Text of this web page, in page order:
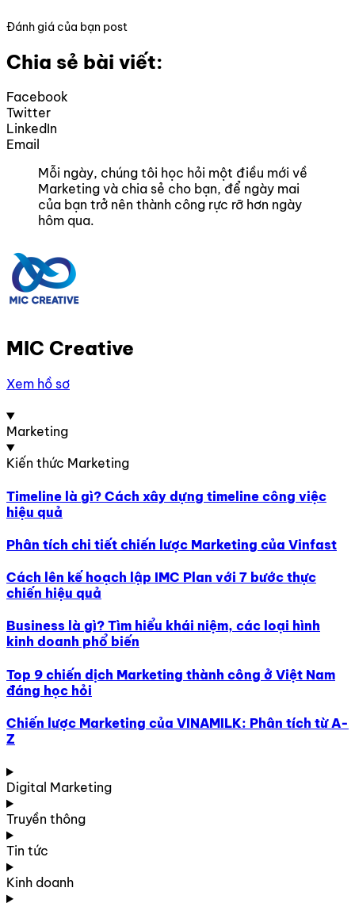
Đánh giá của bạn post
Chia sẻ bài viết:
Facebook
Twitter
LinkedIn
Email
Mỗi ngày, chúng tôi học hỏi một điều mới về
Marketing và chia sẻ cho bạn, để ngày mai
của bạn trở nên thành công rực rỡ hơn ngày
hôm qua.
MIC Creative
Xem hồ sơ
Marketing
Kiến thức Marketing
Timeline là gì? Cách xây dựng timeline công việc
hiệu quả
Phân tích chi tiết chiến lược Marketing của Vinfast
Cách lên kế hoạch lập IMC Plan với 7 bước thực
chiến hiệu quả
Business là gì? Tìm hiểu khái niệm, các loại hình
kinh doanh phổ biến
Top 9 chiến dịch Marketing thành công ở Việt Nam
đáng học hỏi
Chiến lược Marketing của VINAMILK: Phân tích từ A-
Z
Digital Marketing
Truyền thông
Tin tức
Kinh doanh